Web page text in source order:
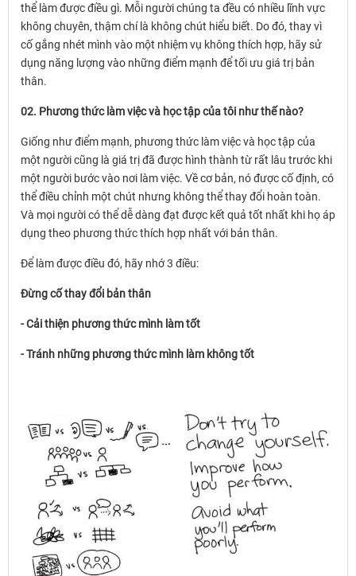
thể làm được điều gì. Mỗi người chúng ta đều có nhiều lĩnh vực
không chuyên, thậm chí là không chút hiểu biết. Do đó, thay vì
cố gắng nhét mình vào một nhiệm vụ không thích hợp, hãy sử
dụng năng lượng vào những điểm mạnh để tối ưu giá trị bản
thân.
02. Phương thức làm việc và học tập của tôi như thế nào?
Giống như điểm mạnh, phương thức làm việc và học tập của
một người cũng là giá trị đã được hình thành từ rất lâu trước khi
một người bước vào nơi làm việc. Về cơ bản, nó được cố định, có
thể điều chỉnh một chút nhưng không thể thay đổi hoàn toàn.
Và mọi người có thể dễ dàng đạt được kết quả tốt nhất khi họ áp
dụng theo phương thức thích hợp nhất với bản thân.
Để làm được điều đó, hãy nhớ 3 điều:
Đừng cố thay đổi bản thân
- Cải thiện phương thức mình làm tốt
- Tránh những phương thức mình làm không tốt